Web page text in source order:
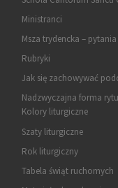
Ministranci
Msza trydencka – pytania
Rubryki
Jak się zachowywać
Nadzwyczajna forma
Kolory liturgiczne
Szaty liturgiczne
Rok liturgiczny
Tabela świąt ruchomych